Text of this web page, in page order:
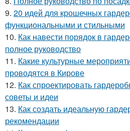
9. 20 идей для крошечных
функциональными и стильными
10. Как навести порядок в
полное руководство
11. Какие культурные
проводятся в Кирове
12. Как спроектировать
советы и идеи
13. Как создать идеальную
рекомендации